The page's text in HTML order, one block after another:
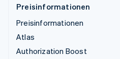
Preisinformationen
Preisinformationen
Atlas
Authorization Boost